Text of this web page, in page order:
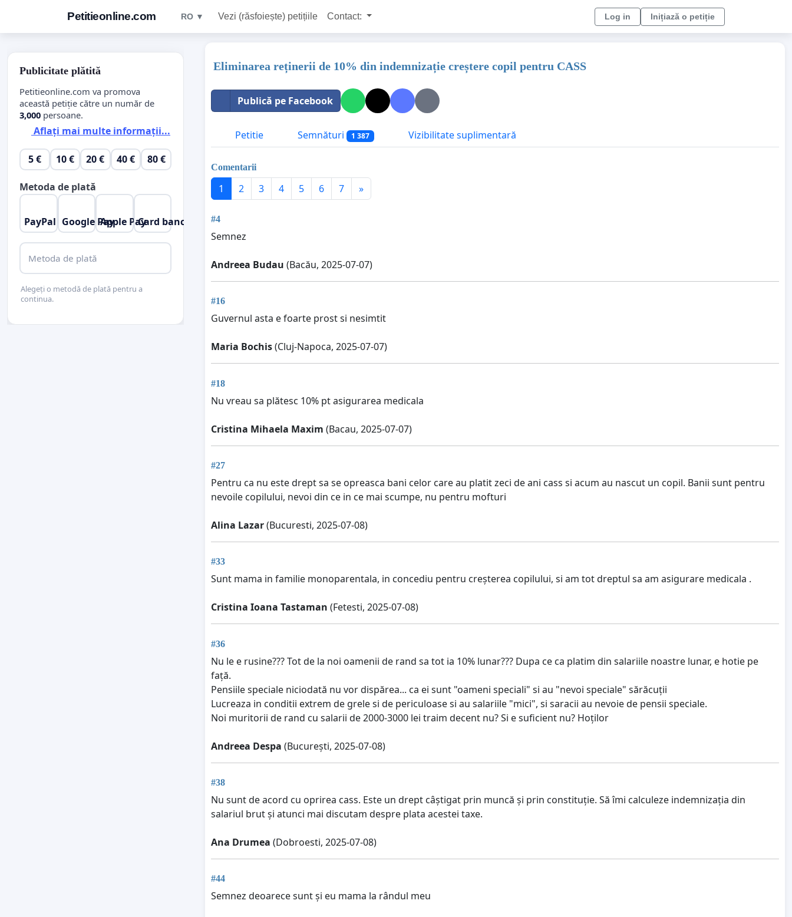
Petitieonline.com RO ▼ Vezi (răsfoiește) petițiile Contact: Log in Inițiază o petiție
Eliminarea reținerii de 10% din indemnizație creștere copil pentru CASS
Publică pe Facebook
Petitie Semnături 1 387 Vizibilitate suplimentară
Comentarii
1 2 3 4 5 6 7 »
#4
Semnez
Andreea Budau (Bacău, 2025-07-07)
#16
Guvernul asta e foarte prost si nesimtit
Maria Bochis(Cluj-Napoca, 2025-07-07)
#18
Nu vreau sa plătesc 10% pt asigurarea medicala
Cristina Mihaela Maxim (Bacau, 2025-07-07)
#27
Pentru ca nu este drept sa se opreasca bani celor care au platit zeci de ani cass si acum au nascut un copil. Banii sunt pentru
nevoile copilului, nevoi din ce in ce mai scumpe, nu pentru mofturi
Alina Lazar(Bucuresti, 2025-07-08)
#33
Sunt mama in familie monoparentala, in concediu pentru creșterea copilului, si am tot dreptul sa am asigurare medicala .
Cristina Ioana Tastaman (Fetesti, 2025-07-08)
#36
Nu le e rusine??? Tot de la noi oamenii de rand sa tot ia 10% lunar??? Dupa ce ca platim din salariile noastre lunar, e hotie pe
față.
Pensiile speciale niciodată nu vor dispărea... ca ei sunt "oameni speciali" si au "nevoi speciale" sărăcuții
Lucreaza in conditii extrem de grele si de periculoase si au salariile "mici", si saracii au nevoie de pensii speciale.
Noi muritorii de rand cu salarii de 2000-3000 lei traim decent nu? Si e suficient nu? Hoților
Andreea Despa (București, 2025-07-08)
#38
Nu sunt de acord cu oprirea cass. Este un drept câștigat prin muncă și prin constituție. Să îmi calculeze indemnizația din
salariul brut și atunci mai discutam despre plata acestei taxe.
Ana Drumea (Dobroesti, 2025-07-08)
#44
Semnez deoarece sunt și eu mama la rândul meu
Publicitate plătită
Petitieonline.com va promova
această petiție către un număr de
3,000 persoane.
Aflați mai multe informații...
5 € 10 € 20 € 40 € 80 €
Metoda de plată
PayPal Google PayApple PayCard bancar
Metoda de plată
Alegeți o metodă de plată pentru a
continua.